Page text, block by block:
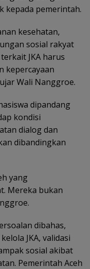
kepada pemerintah.
kesehatan,
sosial rakyat
JKA harus
kepercayaan
Wali Nanggroe.
dipandang
kondisi
dialog dan
dibandingkan
yang
Mereka bukan
dibahas,
JKA, validasi
sosial akibat
Pemerintah Aceh